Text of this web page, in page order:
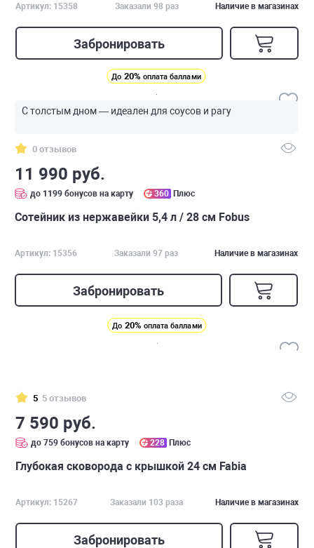
Артикул: 15358 Заказали 98 раз Наличие в магазинах
Забронировать
До 20% оплата баллами
С толстым дном — идеален для соусов и рагу
0 отзывов
11 990 руб.
до 1199 бонусов на карту 360 Плюс
Сотейник из нержавейки 5,4 л / 28 см Fobus
Артикул: 15356 Заказали 97 раз Наличие в магазинах
Забронировать
До 20% оплата баллами
5 5 отзывов
7 590 руб.
до 759 бонусов на карту 228 Плюс
Глубокая сковорода с крышкой 24 см Fabia
Артикул: 15267 Заказали 103 раза Наличие в магазинах
Забронировать